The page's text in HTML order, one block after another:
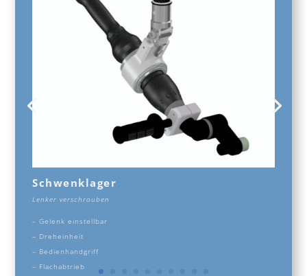
Schwenklager
Lenker verschrauben
– Gelenk einstellbar
– Dreheinheit
– Bedienhandgriff
– Flachabtrieb